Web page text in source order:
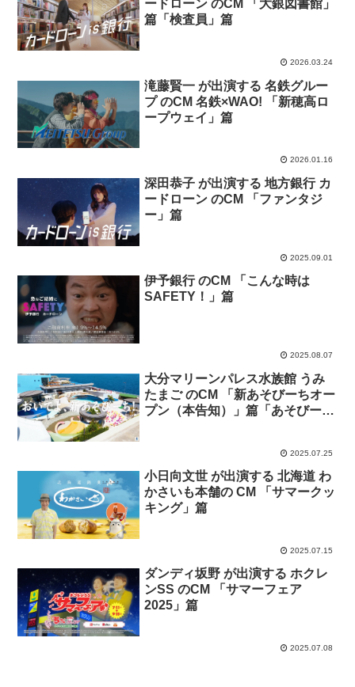
ードローン のCM 「大銀図書館」
篇「検査員」篇
2026.03.24
滝藤賢一 が出演する 名鉄グルー
プ のCM 名鉄×WAO! 「新穂高ロ
ープウェイ」篇
2026.01.16
深田恭子 が出演する 地方銀行 カ
ードローン のCM 「ファンタジ
ー」篇
2025.09.01
伊予銀行 のCM 「こんな時は
SAFETY！」篇
2025.08.07
大分マリーンパレス水族館 うみ
たまご のCM 「新あそびーちオー
プン（本告知）」篇「あそびーち
2025.07.25
小日向文世 が出演する 北海道 わ
かさいも本舗の CM 「サマークッ
キング」篇
2025.07.15
ダンディ坂野 が出演する ホクレ
ンSS のCM 「サマーフェア
2025」篇
2025.07.08